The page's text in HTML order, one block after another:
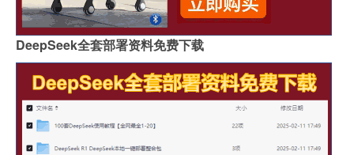
DeepSeek全套部署资料免费下载